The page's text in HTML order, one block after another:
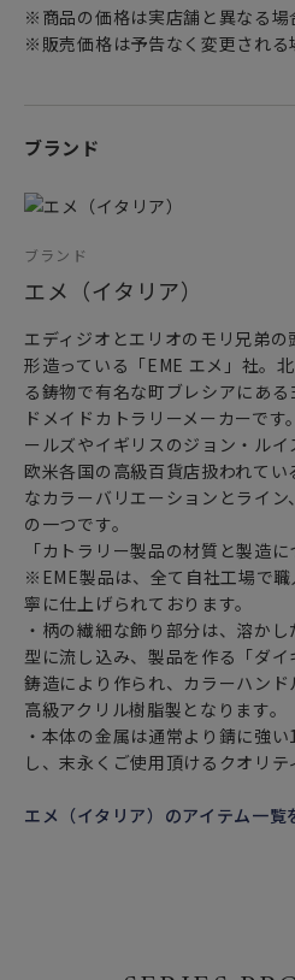
※商品の価格は実店舗と異なる場
※販売価格は予告なく変更される
ブランド
ブランド
エメ（イタリア）
エディジオとエリオのモリ兄弟
形造っている「EME エメ」社。
る鋳物で有名な町ブレシアにあ
ドメイドカトラリーメーカーで
ールズやイギリスのジョン・ル
欧米各国の高級百貨店扱われて
なカラーバリエーションとライ
の一つです。
「カトラリー製品の材質と製造に
※EME製品は、全て自社工場で
寧に仕上げられております。
・柄の繊細な飾り部分は、溶か
型に流し込み、製品を作る「ダ
鋳造により作られ、カラーハン
高級アクリル樹脂製となります。
・本体の金属は通常より錆に強
し、末永くご使用頂けるクオリテ
エメ（イタリア）のアイテム一覧